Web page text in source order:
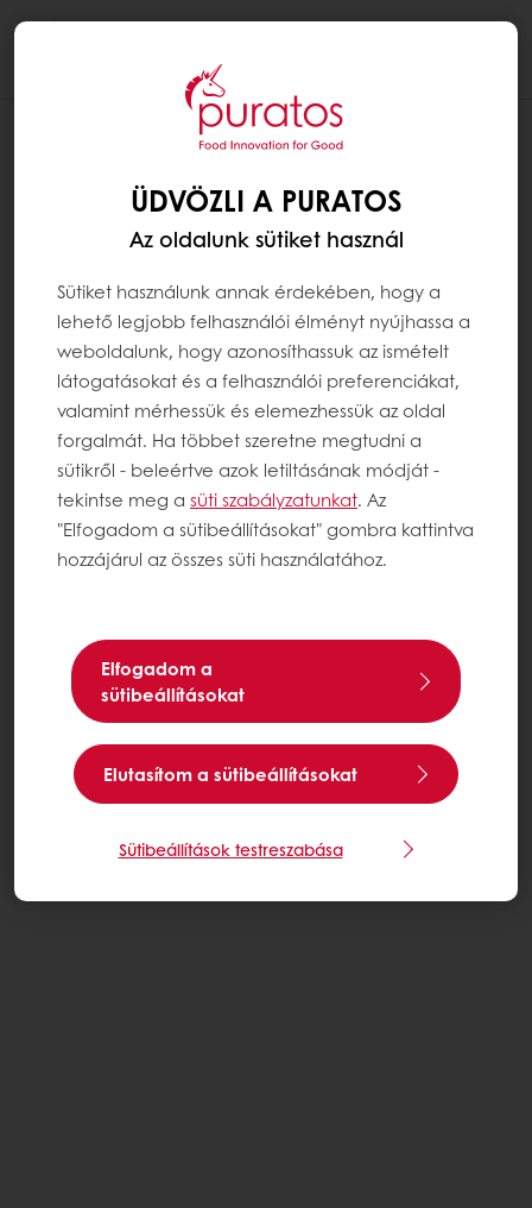
ÜDVÖZLI A PURATOS
Az oldalunk sütiket használ
Sütiket használunk annak érdekében, hogy a
lehető legjobb felhasználói élményt nyújhassa a
weboldalunk, hogy azonosíthassuk az ismételt
látogatásokat és a felhasználói preferenciákat,
valamint mérhessük és elemezhessük az oldal
forgalmát. Ha többet szeretne megtudni a
sütikről - beleértve azok letiltásának módját -
tekintse meg a süti szabályzatunkat. Az
"Elfogadom a sütibeállításokat" gombra kattintva
hozzájárul az összes süti használatához.
Elfogadom a
sütibeállításokat
Elutasítom a sütibeállításokat
Sütibeállítások testreszabása